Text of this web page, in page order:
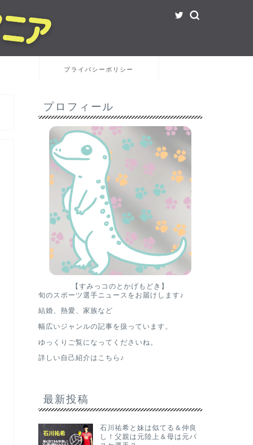
プライバシーポリシー
プロフィール
【すみっコのとかげもどき】
旬のスポーツ選手ニュースをお届けします♪
結婚、熱愛、家族など
幅広いジャンルの記事を扱っています。
ゆっくりご覧になってくださいね。
詳しい自己紹介はこちら♪
最新投稿
石川祐希と妹は似てる＆仲良
し！父親は元陸上＆母は元バ